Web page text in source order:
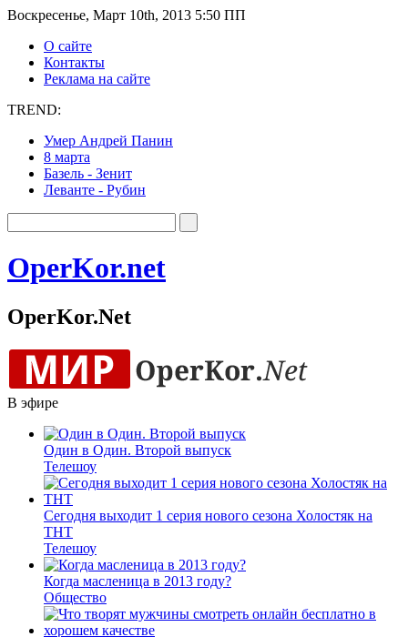
Воскресенье, Март 10th, 2013 5:50 ПП
О сайте
Контакты
Реклама на сайте
TREND:
Умер Андрей Панин
8 марта
Базель - Зенит
Леванте - Рубин
OperKor.net
OperKor.Net
В эфире
Один в Один. Второй выпуск
Телешоу
Сегодня выходит 1 серия нового сезона Холостяк на
ТНТ
Телешоу
Когда масленица в 2013 году?
Общество